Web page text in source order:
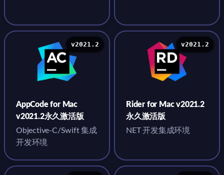
v2021.2
AppCode for Mac
v2021.2永久激活版
Objective-C/Swift 集成
开发环境
v2021.2
Rider for Mac v2021.2
永久激活版
NET 开发集成环境